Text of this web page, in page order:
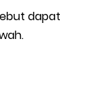
dapat